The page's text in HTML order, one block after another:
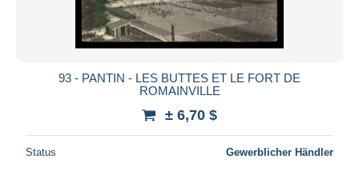
93 - PANTIN - LES BUTTES ET LE FORT DE
ROMAINVILLE
± 6,70 $
Status Gewerblicher Händler